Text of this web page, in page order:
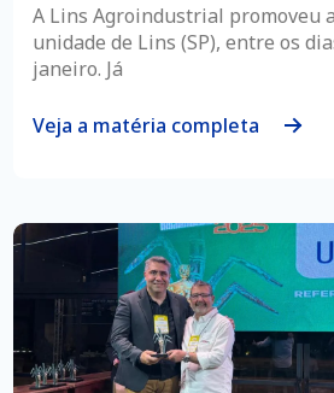
A Lins Agroindustrial promoveu
unidade de Lins (SP), entre os
janeiro. Já
Veja a matéria completa